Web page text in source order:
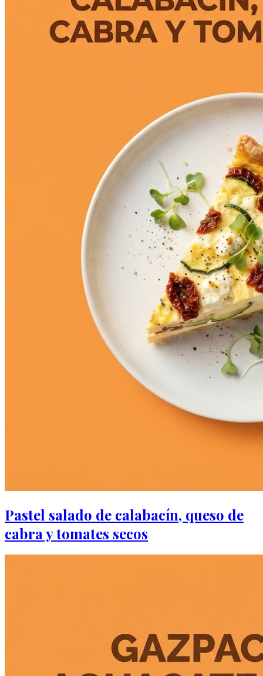
Pastel salado de calabacín, queso de
cabra y tomates secos